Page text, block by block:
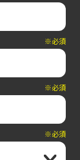
※必須
※必須
※必須